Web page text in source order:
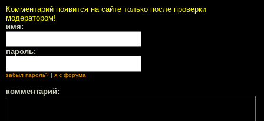
Комментарий появится на сайте только после проверки
модератором!
имя:
пароль:
забыл пароль? я с форума
комментарий: